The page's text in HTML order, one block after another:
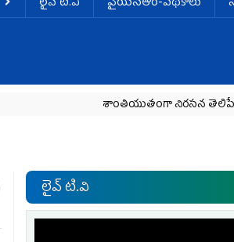
శాంతియుతంగా నిరసన తెలిపే హక్కును
లైవ్ టి.వి